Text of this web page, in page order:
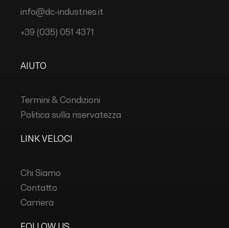
info@dc-industries.it
+39 (035) 051 4371
AIUTO
Termini & Condizioni
Politica sulla riservatezza
LINK VELOCI
Chi Siamo
Contatto
Carriera